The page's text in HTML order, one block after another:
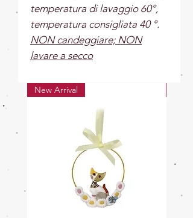
temperatura di lavaggio 60°,
temperatura consigliata 40 °.
NON candeggiare; NON
lavare a secco
New Arrival